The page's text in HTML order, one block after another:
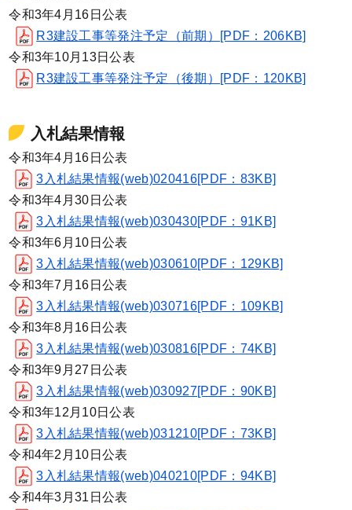
令和3年4月16日公表
R3建設工事等発注予定（前期）[PDF：206KB]
令和3年10月13日公表
R3建設工事等発注予定（後期）[PDF：120KB]
入札結果情報
令和3年4月16日公表
3入札結果情報(web)020416[PDF：83KB]
令和3年4月30日公表
3入札結果情報(web)030430[PDF：91KB]
令和3年6月10日公表
3入札結果情報(web)030610[PDF：129KB]
令和3年7月16日公表
3入札結果情報(web)030716[PDF：109KB]
令和3年8月16日公表
3入札結果情報(web)030816[PDF：74KB]
令和3年9月27日公表
3入札結果情報(web)030927[PDF：90KB]
令和3年12月10日公表
3入札結果情報(web)031210[PDF：73KB]
令和4年2月10日公表
3入札結果情報(web)040210[PDF：94KB]
令和4年3月31日公表